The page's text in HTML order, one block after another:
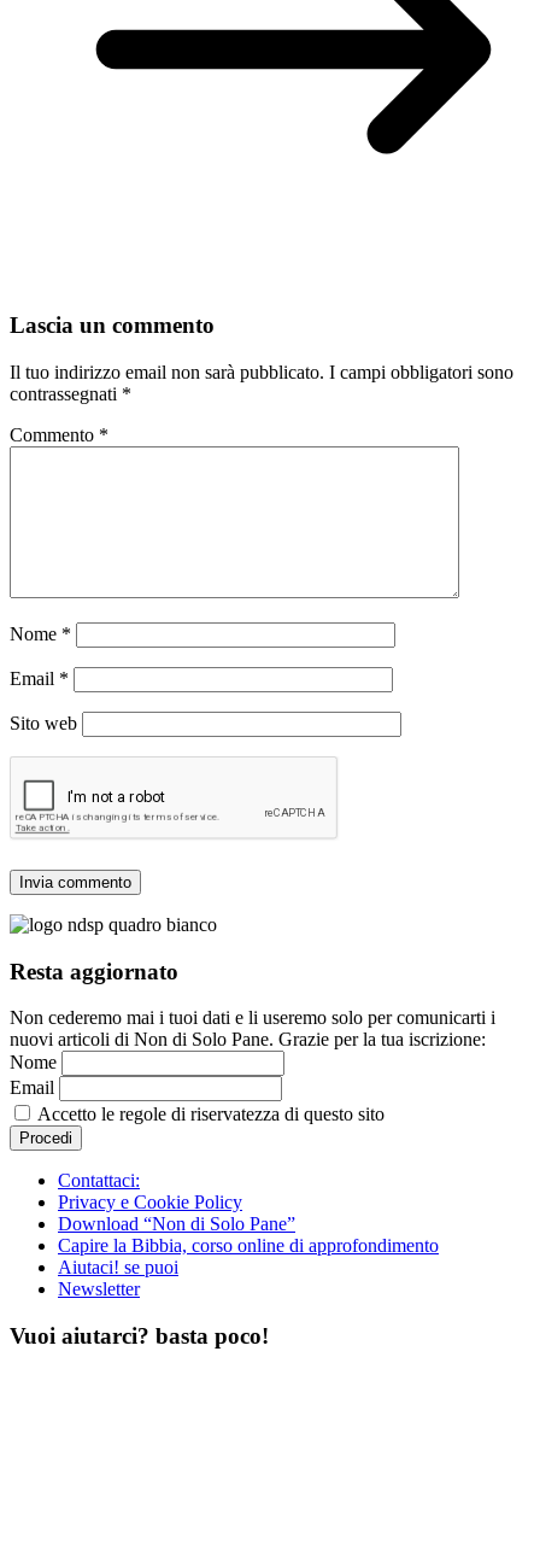
Lascia un commento
Il tuo indirizzo email non sarà pubblicato. I campi obbligatori sono
contrassegnati *
Commento *
Nome *
Email *
Sito web
Resta aggiornato
Non cederemo mai i tuoi dati e li useremo solo per comunicarti i
nuovi articoli di Non di Solo Pane. Grazie per la tua iscrizione:
Nome
Email
Accetto le regole di riservatezza di questo sito
Contattaci:
Privacy e Cookie Policy
Download “Non di Solo Pane”
Capire la Bibbia, corso online di approfondimento
Aiutaci! se puoi
Newsletter
Vuoi aiutarci? basta poco!